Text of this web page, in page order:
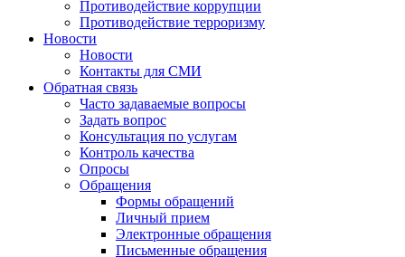
Противодействие коррупции
Противодействие терроризму
Новости
Новости
Контакты для СМИ
Обратная связь
Часто задаваемые вопросы
Задать вопрос
Консультация по услугам
Контроль качества
Опросы
Обращения
Формы обращений
Личный прием
Электронные обращения
Письменные обращения